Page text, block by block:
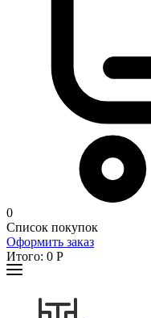
0
Список покупок
Оформить заказ
Итого: 0 Р